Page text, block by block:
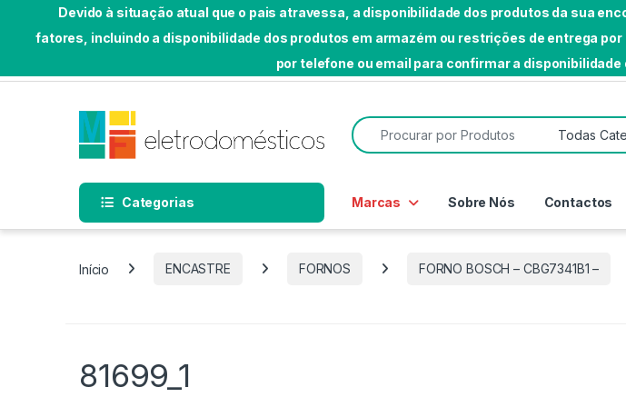
Devido à situação atual que o pais atravessa, a disponibilidade dos produtos da sua
fatores, incluindo a disponibilidade dos produtos em armazém ou restrições de entrega
por telefone ou email para confirmar a
Search for:
Categorias Marcas Sobre Nós Contactos
Início ENCASTRE FORNOS FORNO BOSCH – CBG7341B1 –
81699_1